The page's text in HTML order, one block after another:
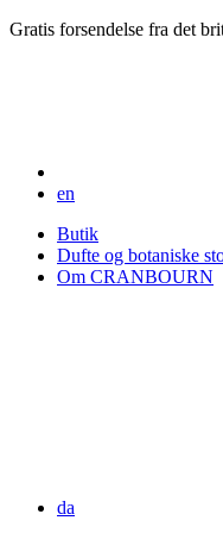
Gratis forsendelse fra det
en
Butik
Dufte og botaniske
Om CRANBOURN
da